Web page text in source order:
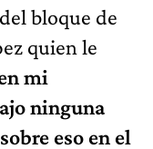
bloque de
quien le
mi
ninguna
eso en el